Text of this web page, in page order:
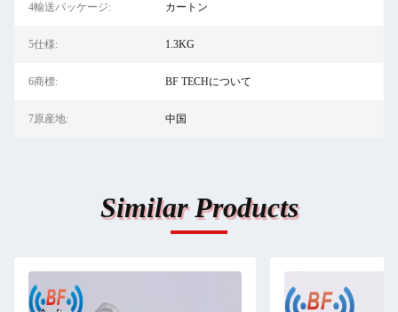
4輸送パッケージ: カートン
5仕様: 1.3KG
6商標: BF TECHについて
7原産地: 中国
Similar Products